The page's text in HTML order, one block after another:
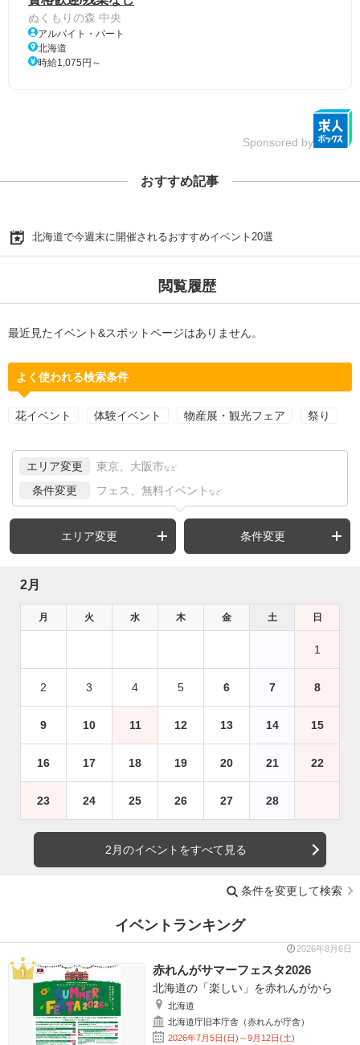
ぬくもりの森 中央
アルバイト・パート
北海道
時給1,075円～
Sponsored by
おすすめ記事
北海道で今週末に開催されるおすすめイベント20選
閲覧履歴
最近見たイベント&スポットページはありません。
よく使われる検索条件
花イベント 体験イベント 物産展・観光フェア 祭り
エリア変更 東京、大阪市 など
条件変更 フェス、無料イベント など
エリア変更 条件変更
2月
月 火 水 木 金 土 日
1
2 3 4 5 6 7 8
9 10 11 12 13 14 15
16 17 18 19 20 21 22
23 24 25 26 27 28
2月のイベントをすべて見る
条件を変更して検索
イベントランキング
2026年8月6日
赤れんがサマーフェスタ2026
北海道の「楽しい」を赤れんがから
北海道
北海道庁旧本庁舎（赤れんが庁舎）
2026年7月5日(日)～9月12日(土)